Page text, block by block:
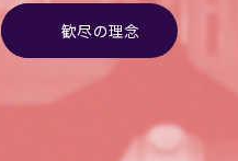
歓尽の理念